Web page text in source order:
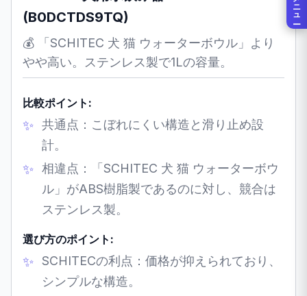
(B0DCTDS9TQ)
💰 「SCHITEC 犬 猫 ウォーターボウル」より
やや高い。ステンレス製で1Lの容量。
比較ポイント:
共通点：こぼれにくい構造と滑り止め設
計。
相違点：「SCHITEC 犬 猫 ウォーターボウ
ル」がABS樹脂製であるのに対し、競合は
ステンレス製。
選び方のポイント:
SCHITECの利点：価格が抑えられており、
シンプルな構造。